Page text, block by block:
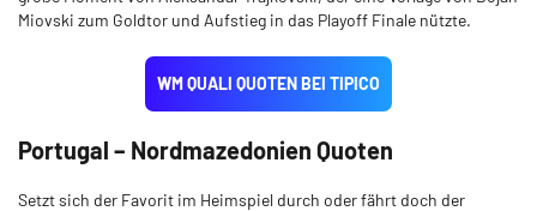
Miovski zum Goldtor und Aufstieg in das Playoff Finale nützte.
WM QUALI QUOTEN BEI TIPICO
Portugal – Nordmazedonien Quoten
Setzt sich der Favorit im Heimspiel durch oder fährt doch der